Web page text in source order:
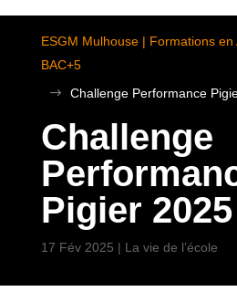
ESGM Mulhouse | Formations
BAC+5
$
Challenge Performance
Challenge
Pigier 2025
17 Fév 2025 | La vie de l’école